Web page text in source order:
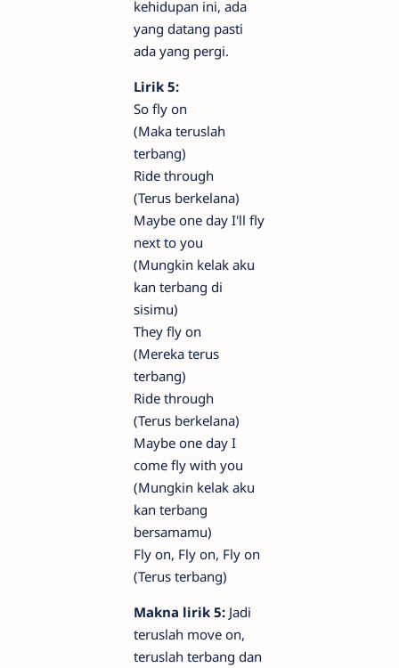
kehidupan ini, ada
yang datang pasti
ada yang pergi.
Lirik 5:
So fly on
(Maka teruslah
terbang)
Ride through
(Terus berkelana)
Maybe one day I'll fly
next to you
(Mungkin kelak aku
kan terbang di
sisimu)
They fly on
(Mereka terus
terbang)
Ride through
(Terus berkelana)
Maybe one day I
come fly with you
(Mungkin kelak aku
kan terbang
bersamamu)
Fly on, Fly on, Fly on
(Terus terbang)
Makna lirik 5: Jadi
teruslah move on,
teruslah terbang dan